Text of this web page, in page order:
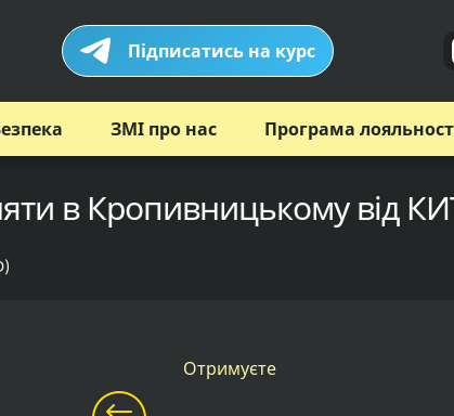
Підписатись на курс
ЗМІ про нас Програма
в Кропивницькому від
Отримуєте